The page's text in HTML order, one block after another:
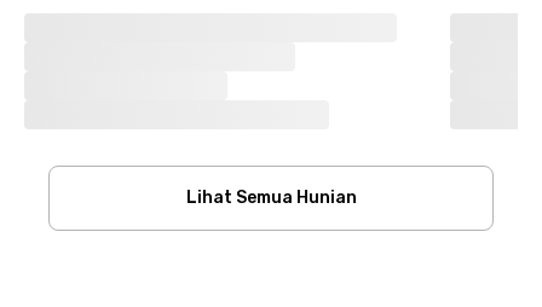
Lihat Semua Hunian